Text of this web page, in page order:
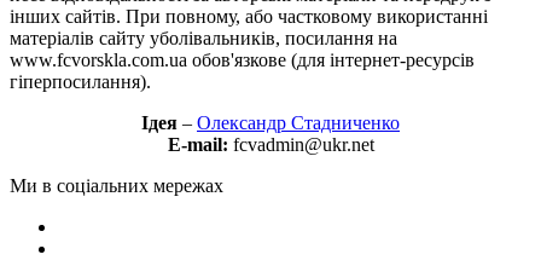
інших сайтів. При повному, або частковому використанні
матеріалів сайту уболівальників, посилання на
www.fcvorskla.com.ua обов'язкове (для інтернет-ресурсів
гіперпосилання).
Ідея – Олександр Стадниченко
E-mail: fcvadmin@ukr.net
Ми в соціальних мережах